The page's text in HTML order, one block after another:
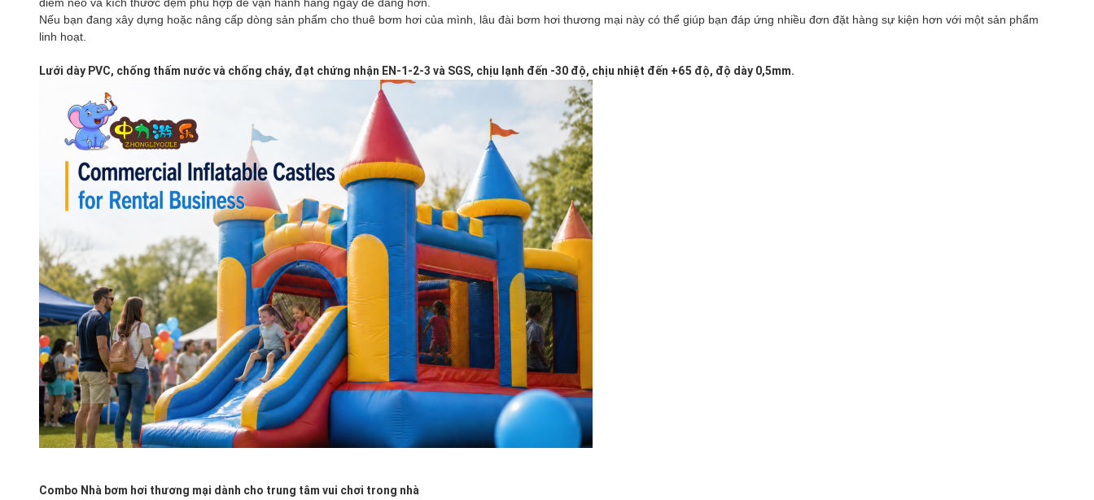
Nếu bạn đang xây dựng hoặc nâng cấp dòng sản phẩm cho thuê bơm hơi của mình, lâu đài bơm hơi thương mại này có thể giúp bạn đáp ứng nhiều đơn đặt hàng sự kiện hơn với một sản phẩm
linh hoạt.
Lưới dày PVC, chống thấm nước và chống cháy, đạt chứng nhận EN-1-2-3 và SGS, chịu lạnh đến -30 độ, chịu nhiệt đến +65 độ, độ dày 0,5mm.
Combo Nhà bơm hơi thương mại dành cho trung tâm vui chơi trong nhà